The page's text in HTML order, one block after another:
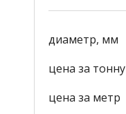
диаметр, мм
цена за тонну
цена за метр